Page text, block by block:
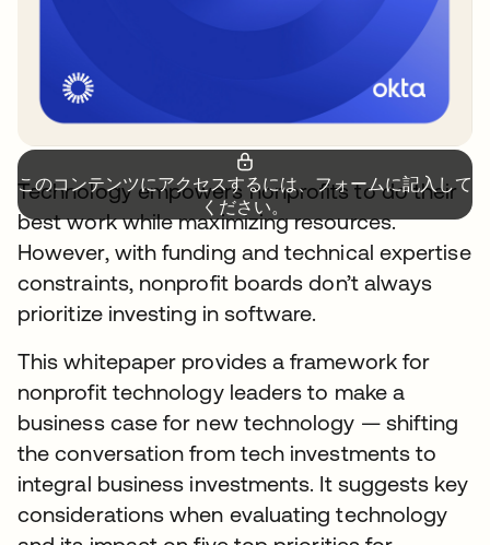
このコンテンツにアクセスするには、フォームに記入して
ください。
Technology empowers nonprofits to do their
best work while maximizing resources.
However, with funding and technical expertise
constraints, nonprofit boards don’t always
prioritize investing in software.
This whitepaper provides a framework for
nonprofit technology leaders to make a
business case for new technology — shifting
the conversation from tech investments to
integral business investments. It suggests key
considerations when evaluating technology